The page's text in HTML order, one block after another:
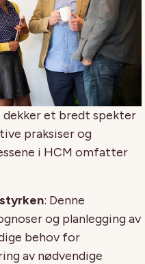
dekker et bredt spekter
praksiser og
i HCM omfatter
: Denne
og planlegging av
behov for
av nødvendige